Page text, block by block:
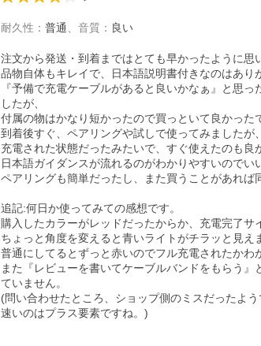
耐久性 ： 普通 音質 ： 良い
注文から発送・到着まではとても早かったように思
品物自体もキレイで、日本語説明書付きなのはあり
『予備で充電ケーブルがあると良いかなぁ』と思
したが、
付属の物はかなり短かったので買っといて良かった
到着後すぐ、ペアリングや試しで使ってみましたが、
充電された状態だったみたいで、すぐ使えたのも良
日本語ガイダンスが流れるのがわかりやすいのでい
ペアリングも簡単だったし、また買うことがあれば
追記:何日か使ってみての感想です。
購入したカラーがレッドだったからか、充電完了サ
ちょっと角度を変えると青いライトがチラッと見え
普通にしてるとずっと赤いのでフル充電されたかわ
また『レビューを書いてケーブルバンドをもらう
ていません。
(問い合わせたところ、ショップ側のミスだったよ
速いのはプラス要素ですね。)